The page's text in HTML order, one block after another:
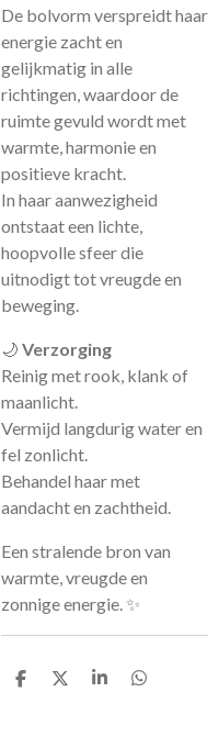
De bolvorm verspreidt haar
energie zacht en
gelijkmatig in alle
richtingen, waardoor de
ruimte gevuld wordt met
warmte, harmonie en
positieve kracht.
In haar aanwezigheid
ontstaat een lichte,
hoopvolle sfeer die
uitnodigt tot vreugde en
beweging.
🌙 Verzorging
Reinig met rook, klank of
maanlicht.
Vermijd langdurig water en
fel zonlicht.
Behandel haar met
aandacht en zachtheid.
Een stralende bron van
warmte, vreugde en
zonnige energie. ✨
D
D
S
D